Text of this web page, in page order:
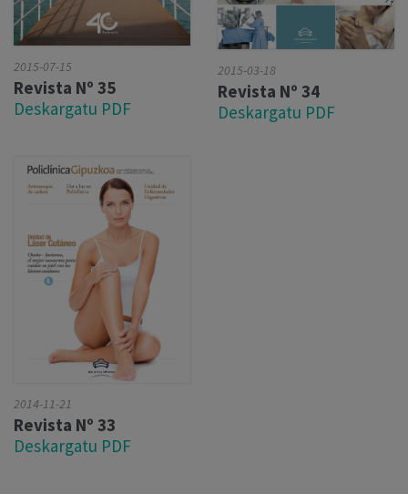
2015-07-15
Revista Nº 35
Deskargatu PDF
2015-03-18
Revista Nº 34
Deskargatu PDF
2014-11-21
Revista Nº 33
Deskargatu PDF